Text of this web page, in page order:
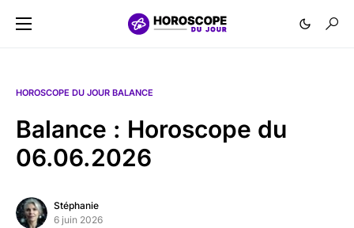
HOROSCOPE DU JOUR BALANCE
Balance : Horoscope du
06.06.2026
Stéphanie
6 juin 2026